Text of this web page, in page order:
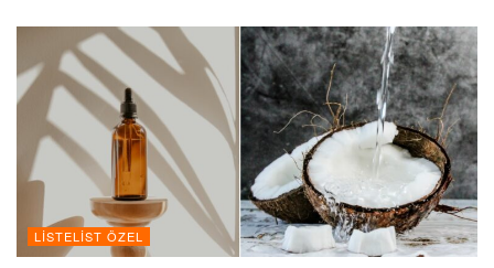
LISTELIST ÖZEL